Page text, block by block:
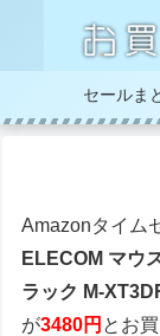
セールま
Amazonタイム
ELECOM マウ
ラック M-
が3480円 とお